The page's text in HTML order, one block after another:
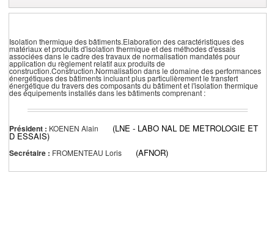
Isolation thermique des bâtiments.Elaboration des caractéristiques des
matériaux et produits d'isolation thermique et des méthodes d'essais
associées dans le cadre des travaux de normalisation mandatés pour
application du règlement relatif aux produits de
construction.Construction.Normalisation dans le domaine des performances
énergétiques des bâtiments incluant plus particulièrement le transfert
énergétique du travers des composants du bâtiment et l'isolation thermique
des équipements installés dans les bâtiments comprenant :
Président : KOENEN Alain (LNE - LABO NAL DE METROLOGIE ET
D ESSAIS)
Secrétaire : FROMENTEAU Loris (AFNOR)